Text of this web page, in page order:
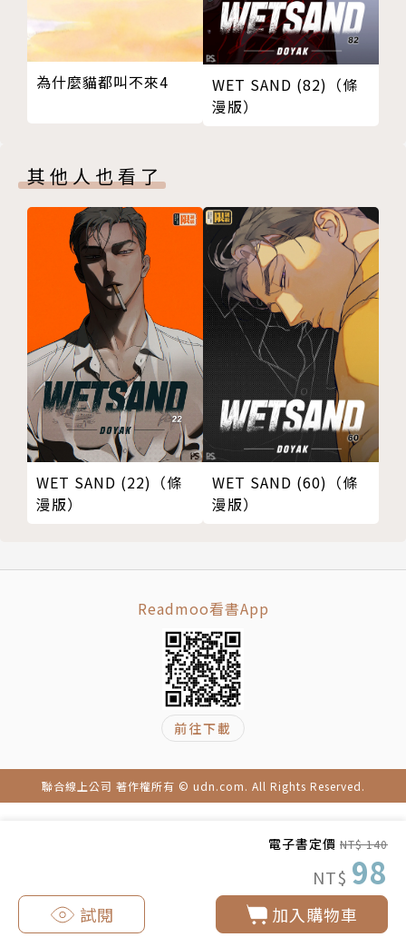
電子書定價 NT$ 140
NT$ 98
加入購物車
試閱
為什麼貓都叫不來4
WET SAND (82)（條
漫版）
其他人也看了
WET SAND (22)（條
漫版）
WET SAND (60)（條
漫版）
Readmoo看書App
前往下載
聯合線上公司 著作權所有 © udn.com. All Rights Reserved.